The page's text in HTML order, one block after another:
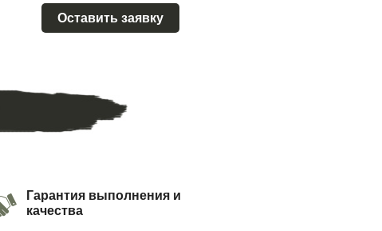
Оставить заявку
Гарантия выполнения и
качества